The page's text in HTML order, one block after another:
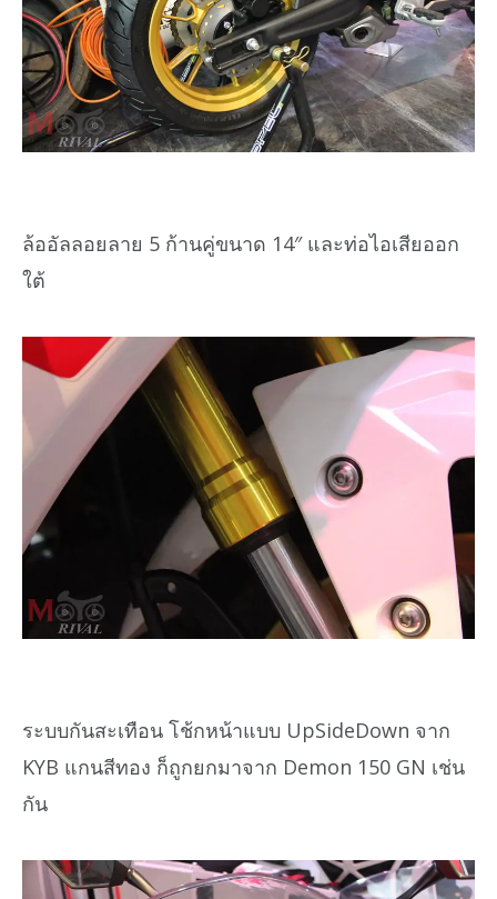
ล้ออัลลอยลาย 5 ก้านคู่ขนาด 14″ และท่อไอเสียออก
ใต้
ระบบกันสะเทือน โช้กหน้าแบบ UpSideDown จาก
KYB แกนสีทอง ก็ถูกยกมาจาก Demon 150 GN เช่น
กัน